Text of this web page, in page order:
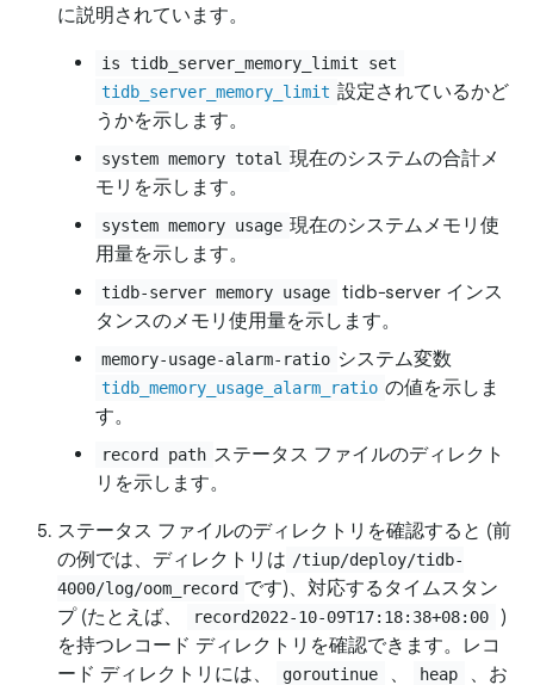
に説明されています。
is tidb_server_memory_limit set
tidb_server_memory_limit 設定されているかど
うかを示します。
system memory total 現在のシステムの合計メ
モリを示します。
system memory usage 現在のシステムメモリ使
用量を示します。
tidb-server memory usage
tidb-server インス
タンスのメモリ使用量を示します。
memory-usage-alarm-ratio システム変数
tidb_memory_usage_alarm_ratio の値を示しま
す。
record path ステータス ファイルのディレクト
リを示します。
ステータス ファイルのディレクトリを確認すると (前
の例では、ディレクトリは /tiup/deploy/tidb-
4000/log/oom_record です)、対応するタイムスタン
プ (たとえば、
record2022-10-09T17:18:38+08:00
)
を持つレコード ディレクトリを確認できます。レコ
ード ディレクトリには、
goroutinue 、 heap
、お